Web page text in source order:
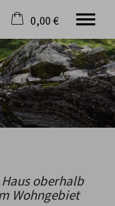
0,00 €
×
oberhalb
Wohngebiet